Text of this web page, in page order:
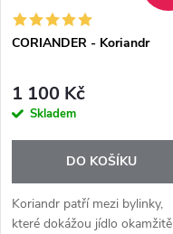
CORIANDER - Koriandr
1 100 Kč
Skladem
DO KOŠÍKU
Koriandr patří mezi bylinky,
které dokážou jídlo okamžitě